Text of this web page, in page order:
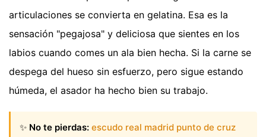
articulaciones se convierta en gelatina. Esa es la
sensación "pegajosa" y deliciosa que sientes en los
labios cuando comes un ala bien hecha. Si la carne se
despega del hueso sin esfuerzo, pero sigue estando
húmeda, el asador ha hecho bien su trabajo.
✨ No te pierdas: escudo real madrid punto de cruz